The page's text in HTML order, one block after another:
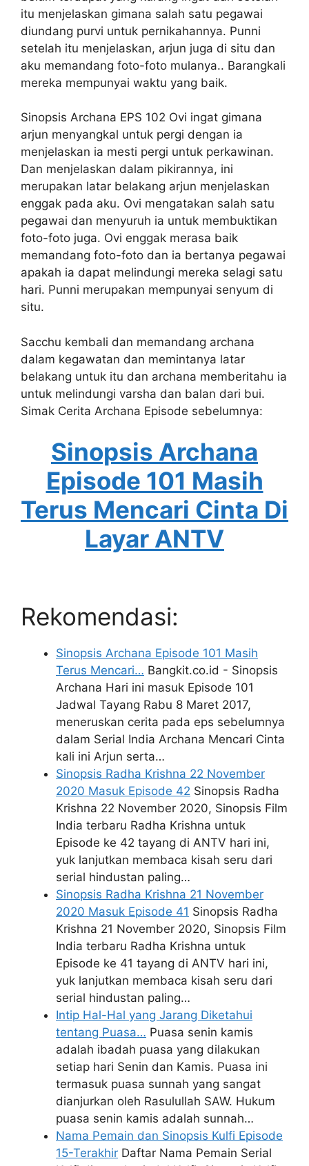
itu menjelaskan gimana salah satu pegawai
diundang purvi untuk pernikahannya. Punni
setelah itu menjelaskan, arjun juga di situ dan
aku memandang foto-foto mulanya.. Barangkali
mereka mempunyai waktu yang baik.
Sinopsis Archana EPS 102 Ovi ingat gimana
arjun menyangkal untuk pergi dengan ia
menjelaskan ia mesti pergi untuk perkawinan.
Dan menjelaskan dalam pikirannya, ini
merupakan latar belakang arjun menjelaskan
enggak pada aku. Ovi mengatakan salah satu
pegawai dan menyuruh ia untuk membuktikan
foto-foto juga. Ovi enggak merasa baik
memandang foto-foto dan ia bertanya pegawai
apakah ia dapat melindungi mereka selagi satu
hari. Punni merupakan mempunyai senyum di
situ.
Sacchu kembali dan memandang archana
dalam kegawatan dan memintanya latar
belakang untuk itu dan archana memberitahu ia
untuk melindungi varsha dan balan dari bui.
Simak Cerita Archana Episode sebelumnya:
Sinopsis Archana
Episode 101 Masih
Terus Mencari Cinta Di
Layar ANTV
Rekomendasi:
Sinopsis Archana Episode 101 Masih
Terus Mencari… Bangkit.co.id - Sinopsis
Archana Hari ini masuk Episode 101
Jadwal Tayang Rabu 8 Maret 2017,
meneruskan cerita pada eps sebelumnya
dalam Serial India Archana Mencari Cinta
kali ini Arjun serta…
Sinopsis Radha Krishna 22 November
2020 Masuk Episode 42 Sinopsis Radha
Krishna 22 November 2020, Sinopsis Film
India terbaru Radha Krishna untuk
Episode ke 42 tayang di ANTV hari ini,
yuk lanjutkan membaca kisah seru dari
serial hindustan paling…
Sinopsis Radha Krishna 21 November
2020 Masuk Episode 41 Sinopsis Radha
Krishna 21 November 2020, Sinopsis Film
India terbaru Radha Krishna untuk
Episode ke 41 tayang di ANTV hari ini,
yuk lanjutkan membaca kisah seru dari
serial hindustan paling…
Intip Hal-Hal yang Jarang Diketahui
tentang Puasa… Puasa senin kamis
adalah ibadah puasa yang dilakukan
setiap hari Senin dan Kamis. Puasa ini
termasuk puasa sunnah yang sangat
dianjurkan oleh Rasulullah SAW. Hukum
puasa senin kamis adalah sunnah…
Nama Pemain dan Sinopsis Kulfi Episode
15-Terakhir Daftar Nama Pemain Serial